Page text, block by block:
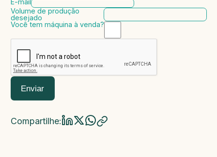
E-mail
Volume de produção
desejado
Você tem máquina à venda?
Marca da máquina
Modelo da máquina
Ano de fabricação
Valor da máquina
Enviar
Compartilhe: